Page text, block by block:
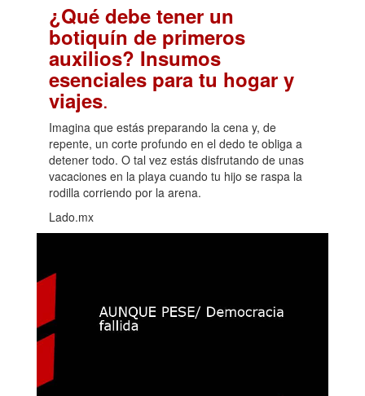
¿Qué debe tener un
botiquín de primeros
auxilios? Insumos
esenciales para tu hogar y
viajes.
Imagina que estás preparando la cena y, de
repente, un corte profundo en el dedo te obliga a
detener todo. O tal vez estás disfrutando de unas
vacaciones en la playa cuando tu hijo se raspa la
rodilla corriendo por la arena.
Lado.mx